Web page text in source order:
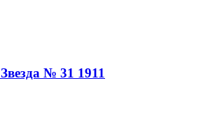
Звезда № 31 1911